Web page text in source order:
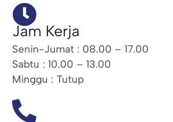
Jam Kerja
Senin-Jumat : 08.00 – 17.00
Sabtu : 10.00 – 13.00
Minggu : Tutup